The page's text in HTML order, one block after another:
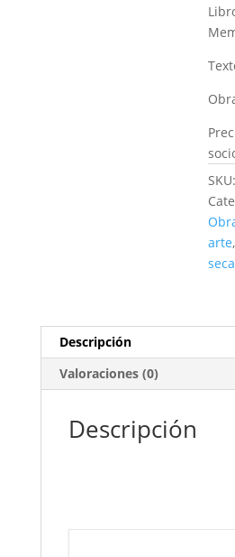
SKU:
arte
seca
Descripción
Valoraciones (0)
Descripción